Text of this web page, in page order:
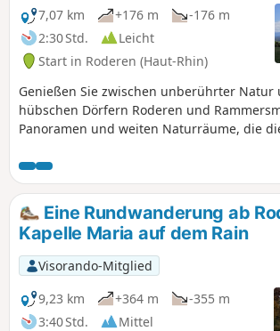
7,07 km
+176 m
-176 m
2:30 Std.
Leicht
Start in Roderen (Haut-Rhin)
Genießen Sie zwischen unberührter Natur
hübschen Dörfern Roderen und
Panoramen und weiten Naturräume, die
zwischen Feldern, Obstgärten, Nutztieren
Eine Rundwanderung ab
Kapelle Maria auf dem Rain
Visorando-Mitglied
9,23 km
+364 m
-355 m
3:40 Std.
Mittel